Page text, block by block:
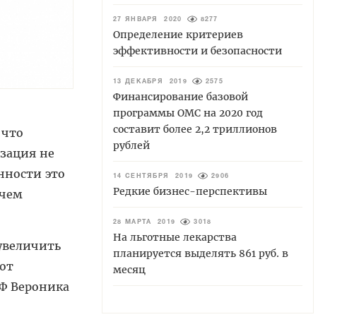
не
это
Вероника
27 ЯНВАРЯ 2020 8277
Определение критериев
эффективности и безопасности
13 ДЕКАБРЯ 2019 2575
Финансирование базовой
программы ОМС на 2020 год
составит более 2,2 триллионов
рублей
14 СЕНТЯБРЯ 2019 2906
Редкие бизнес-перспективы
28 МАРТА 2019 3018
На льготные лекарства
планируется выделять 861 руб. в
месяц